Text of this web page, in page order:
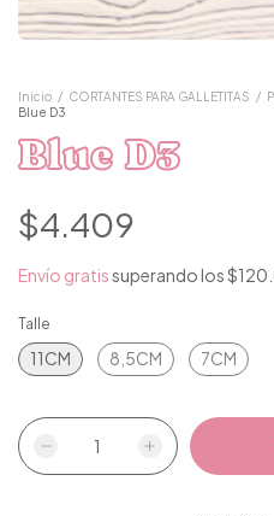
Inicio / CORTANTES PARA GALLETITAS /
Blue D3
Blue D3
$4.409
Envío gratissuperando los
Talle
11CM 8,5CM 7CM